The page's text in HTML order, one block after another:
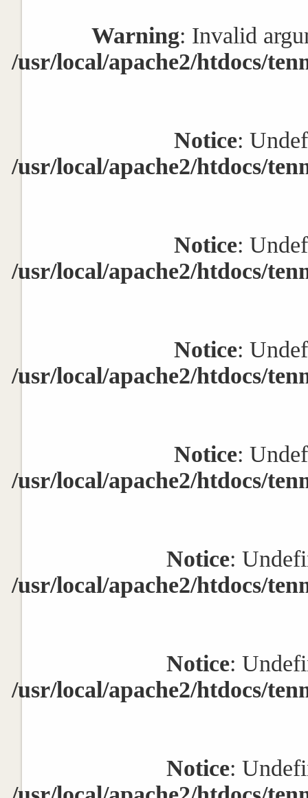
Warning: Invalid
/usr/local/apache2/htdocs/
Notice:
/usr/local/apache2/htdocs/
Notice:
/usr/local/apache2/htdocs/
Notice:
/usr/local/apache2/htdocs/
Notice:
/usr/local/apache2/htdocs/
Notice:
/usr/local/apache2/htdocs/
Notice:
/usr/local/apache2/htdocs/
Notice: